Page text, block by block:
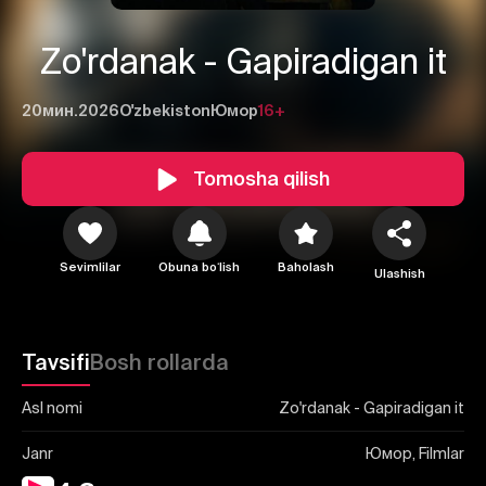
Zo'rdanak - Gapiradigan it
20мин.2026O'zbekiston Юмор16+
Tomosha qilish
Sevimlilar Obuna boʻlish Baholash Ulashish
TavsifiBosh rollarda
Asl nomi Zo'rdanak - Gapiradigan it
Janr Юмор, Filmlar
1 2 3
Yuborish
Bekor qilish Tizimga kirish